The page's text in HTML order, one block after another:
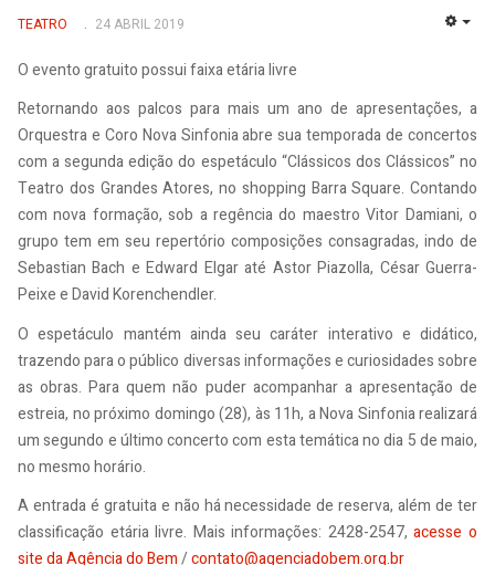
TEATRO 24 ABRIL 2019
O evento gratuito possui faixa etária livre
Retornando aos palcos para mais um ano de apresentações, a
Orquestra e Coro Nova Sinfonia abre sua temporada de concertos
com a segunda edição do espetáculo “Clássicos dos Clássicos” no
Teatro dos Grandes Atores, no shopping Barra Square. Contando
com nova formação, sob a regência do maestro Vitor Damiani, o
grupo tem em seu repertório composições consagradas, indo de
Sebastian Bach e Edward Elgar até Astor Piazolla, César Guerra-
Peixe e David Korenchendler.
O espetáculo mantém ainda seu caráter interativo e didático,
trazendo para o público diversas informações e curiosidades sobre
as obras. Para quem não puder acompanhar a apresentação de
estreia, no próximo domingo (28), às 11h, a Nova Sinfonia realizará
um segundo e último concerto com esta temática no dia 5 de maio,
no mesmo horário.
A entrada é gratuita e não há necessidade de reserva, além de ter
classificação etária livre. Mais informações: 2428-2547,acesse o
site da Agência do Bem/contato@agenciadobem.org.br